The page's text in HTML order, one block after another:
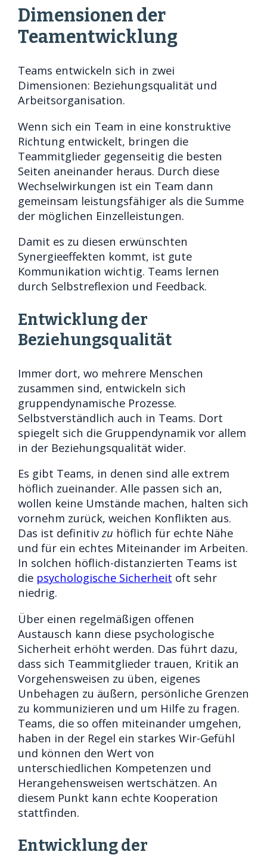
Dimensionen der
Teamentwicklung
Teams entwickeln sich in zwei
Dimensionen: Beziehungsqualität und
Arbeitsorganisation.
Wenn sich ein Team in eine konstruktive
Richtung entwickelt, bringen die
Teammitglieder gegenseitig die besten
Seiten aneinander heraus. Durch diese
Wechselwirkungen ist ein Team dann
gemeinsam leistungsfähiger als die Summe
der möglichen Einzelleistungen.
Damit es zu diesen erwünschten
Synergieeffekten kommt, ist gute
Kommunikation wichtig. Teams lernen
durch Selbstreflexion und Feedback.
Entwicklung der
Beziehungsqualität
Immer dort, wo mehrere Menschen
zusammen sind, entwickeln sich
gruppendynamische Prozesse.
Selbstverständlich auch in Teams. Dort
spiegelt sich die Gruppendynamik vor allem
in der Beziehungsqualität wider.
Es gibt Teams, in denen sind alle extrem
höflich zueinander. Alle passen sich an,
wollen keine Umstände machen, halten sich
vornehm zurück, weichen Konflikten aus.
Das ist definitivzu höflich für echte Nähe
und für ein echtes Miteinander im Arbeiten.
In solchen höflich-distanzierten Teams ist
die psychologische Sicherheit oft sehr
niedrig.
Über einen regelmäßigen offenen
Austausch kann diese psychologische
Sicherheit erhöht werden. Das führt dazu,
dass sich Teammitglieder trauen, Kritik an
Vorgehensweisen zu üben, eigenes
Unbehagen zu äußern, persönliche Grenzen
zu kommunizieren und um Hilfe zu fragen.
Teams, die so offen miteinander umgehen,
haben in der Regel ein starkes Wir-Gefühl
und können den Wert von
unterschiedlichen Kompetenzen und
Herangehensweisen wertschätzen. An
diesem Punkt kann echte Kooperation
stattfinden.
Entwicklung der